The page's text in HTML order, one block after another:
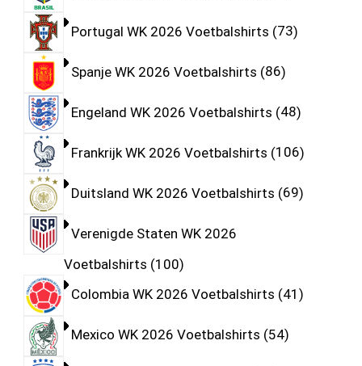
Portugal WK 2026 Voetbalshirts 73
Spanje WK 2026 Voetbalshirts 86
Engeland WK 2026 Voetbalshirts 48
Frankrijk WK 2026 Voetbalshirts 106
Duitsland WK 2026 Voetbalshirts 69
Verenigde Staten WK 2026
Voetbalshirts 100
Colombia WK 2026 Voetbalshirts 41
Mexico WK 2026 Voetbalshirts 54